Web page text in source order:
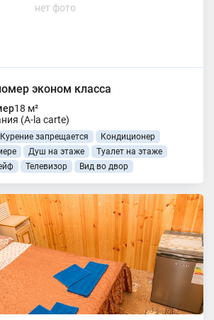
нет фото
эконом класса
18 м²
(A-la carte)
Курение запрещается
Кондиционер
Душ на этаже
Туалет на этаже
Телевизор Вид во двор